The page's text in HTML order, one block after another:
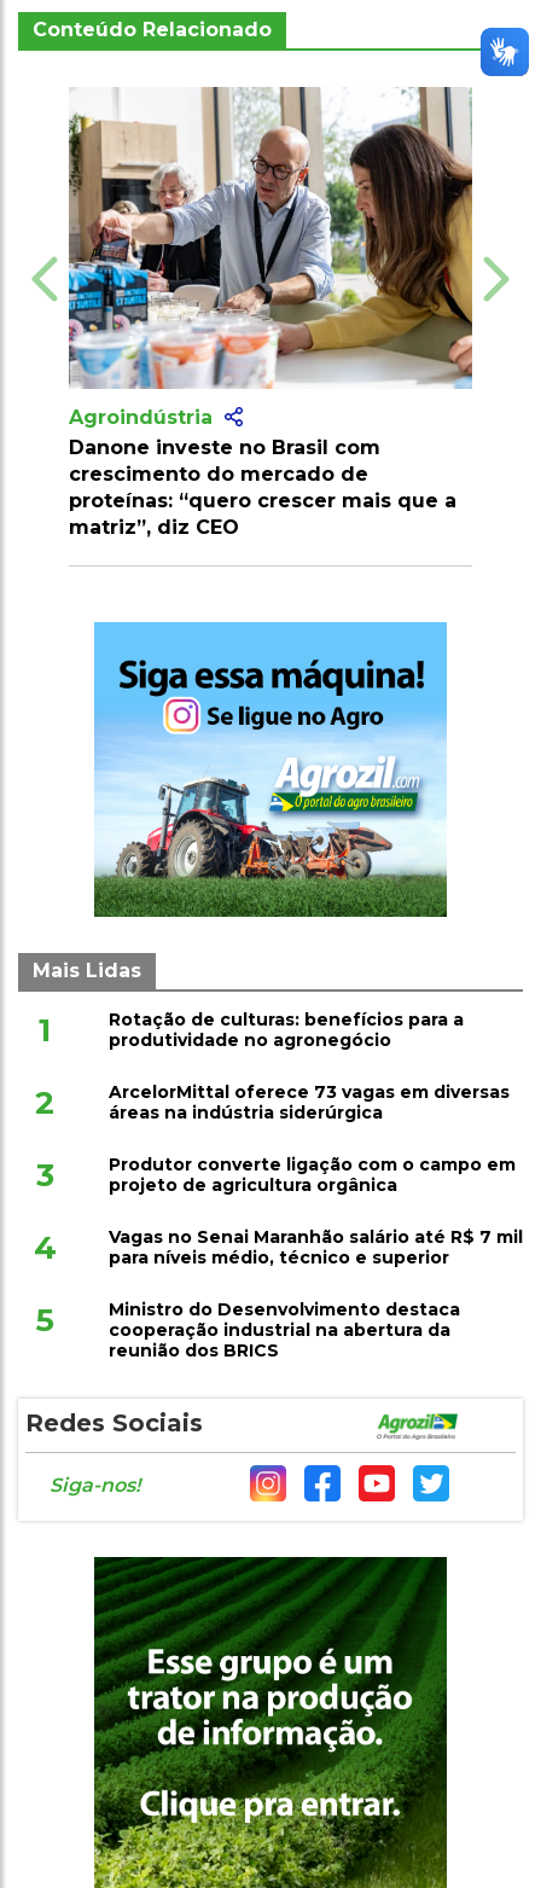
Conteúdo Relacionado
Brasil com
de
crescer mais que a
Agroindústria
Pesquisa desenvolve palma
resistente a pragas e amplia
econômico
Mais Lidas
1
Rotação de culturas: benefícios para a
produtividade no agronegócio
2
ArcelorMittal oferece 73 vagas em diversas
áreas na indústria siderúrgica
3
Produtor converte ligação com o campo em
projeto de agricultura orgânica
4
Vagas no Senai Maranhão salário até R$ 7 mil
para níveis médio, técnico e superior
5
Ministro do Desenvolvimento destaca
cooperação industrial na abertura da
reunião dos BRICS
Redes Sociais
Siga-nos!